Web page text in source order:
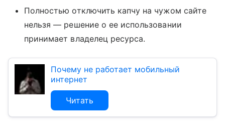
Полностью отключить капчу на чужом сайте
нельзя — решение о ее использовании
принимает владелец ресурса.
Почему не работает мобильный
интернет
Читать